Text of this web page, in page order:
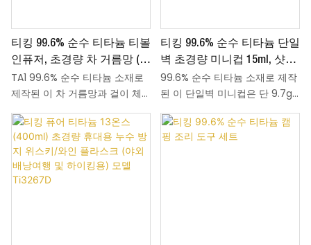
물론 주방에서도 편리하게 사용
할 수 있습니다.
티킹 99.6% 순수 티타늄 티볼
인퓨저, 초경량 차 거름망 (캠
핑, 백패킹, 가정용 차 우리는
데 적합, 긴 걸이 체인 포함)
TA1 99.6% 순수 티타늄 소재로
제작된 이 차 거름망과 걸이 체
인은 모두 티타늄으로 만들어져
무게가 단 17g에 불과해 등산이
나 배낭여행 시 휴대가 간편합니
다. 안전하고 부식에 강한 티타늄
소재는 차에 금속 맛을 전혀 남
티킹 99.6% 순수 티타늄 단일
벽 초경량 미니컵 15ml, 샷잔,
사케, 소주, 찻잔, 샌드블라스
팅 및 결정화 아노다이징 처
패킹 및 일상 사용에 적합
99.6% 순수 티타늄 소재로 제작
된 이 단일벽 미니컵은 단 9.7g
의 초경량입니다. 15ml 용량으로
샷, 사케, 소주, 차 등 다양한 음료
를 담을 수 있습니다. 샌드블라스